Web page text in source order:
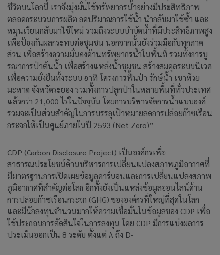
ชีวิตบนโลกนี้ เราจึงมุ่งมั่นใช้ทรัพยากรน้ำอย่างมีประสิทธิภาพ
ตลอดกระบวนการผลิต ลดปริมาณการใช้น้ำ นำกลับมาใช้ซ้ำ และ
หมุนเวียนกลับมาใช้ใหม่ รวมถึงระบบบำบัดน้ำที่มีประสิทธิภาพสูง
เพื่อป้องกันผลกระทบต่อชุมชน นอกจากนั้นยังร่วมมือกับทุกภาค
ส่วน เพื่อสร้างความมั่นคงด้านทรัพยากรน้ำในพื้นที่ รวมทั้งการบู
รณาการป่าต้นน้ำ เพื่อสร้างแหล่งน้ำชุมชน สร้างสมดุลระบบนิเวศ
เพื่อความยั่งยืนทั้งระบบ อาทิ โครงการฟื้นป่า รักษ์น้ำ เขาห้วย
มะหาด จังหวัดระยอง รวมทั้งการปลูกป่าในหลายพื้นที่ทั่วประเทศ
แล้วกว่า 21,000 ไร่ในปัจจุบัน โดยการบริหารจัดการน้ำแบบองค์
รวมจะเป็นส่วนสำคัญในการบรรลุเป้าหมายลดการปล่อยก๊าซเรือน
กระจกให้เป็นศูนย์ภายในปี 2593 (Net Zero)”
CDP (Carbon Disclosure Project) เป็นองค์กรเพื่อ
สาธารณประโยชน์ด้านบริหารการเปลี่ยนแปลงสภาพภูมิอากาศที่
มีมาตรฐานการเปิดเผยข้อมูลคาร์บอนและการเปลี่ยนแปลงสภาพ
ภูมิอากาศที่สำคัญต่อโลก อีกทั้งยังเป็นแหล่งข้อมูลออนไลน์ด้าน
การปล่อยก๊าซเรือนกระจก (GHG) ขององค์กรที่ใหญ่ที่สุดในโลก
และมีนักลงทุนจำนวนมากให้ความเชื่อมั่นในข้อมูลของ CDP เพื่อ
ใช้ประกอบการตัดสินใจในการลงทุน โดย CDP มีการแบ่งผลการ
ประเมินออกเป็น 8 ระดับ ตั้งแต่ A ถึง D-